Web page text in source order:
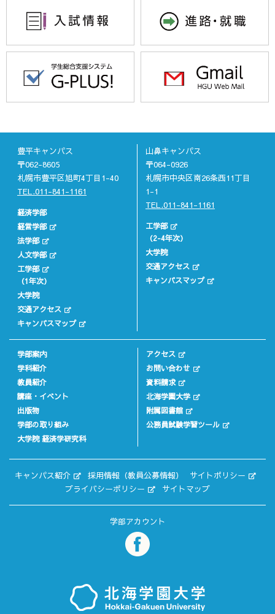
豊平キャンパス
〒062-8605
札幌市豊平区旭町4丁目1-40
TEL.011-841-1161
経済学部
経営学部
法学部
人文学部
工学部
（1年次）
大学院
交通アクセス
キャンパスマップ
山鼻キャンパス
〒064-0926
札幌市中央区南26条西11丁目
1-1
TEL.011-841-1161
工学部
（2-4年次）
大学院
交通アクセス
キャンパスマップ
学部案内
学科紹介
教員紹介
講座・イベント
出版物
学部の取り組み
大学院 経済学研究科
アクセス
お問い合わせ
資料請求
北海学園大学
附属図書館
公務員試験学習ツール
キャンパス紹介 採用情報（教員公募情報）
サイトポリシー
プライバシーポリシー
サイトマップ
学部アカウント